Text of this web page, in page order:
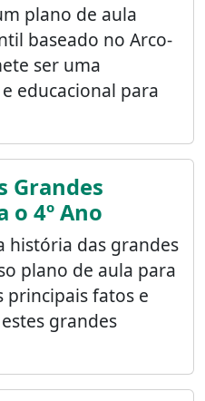
plano de aula
baseado no Arco-
ser uma
educacional para
Grandes
o 4º Ano
história das grandes
plano de aula para
principais fatos e
grandes